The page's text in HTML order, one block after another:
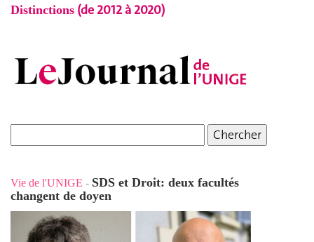
Distinctions (de 2012 à 2020)
Vie de l'UNIGE - SDS et Droit: deux facultés
changent de doyen